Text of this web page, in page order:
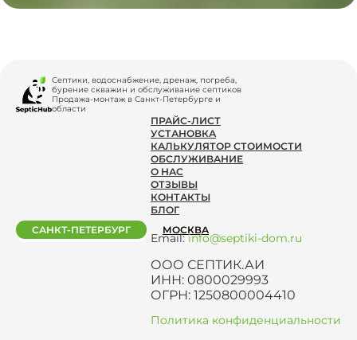
Септики, водоснабжение, дренаж, погреба,
бурение скважин и обслуживание септиков
Продажа-монтаж в Санкт-Петербурге и
области
ПРАЙС-ЛИСТ
УСТАНОВКА
КАЛЬКУЛЯТОР СТОИМОСТИ
ОБСЛУЖИВАНИЕ
О НАС
ОТЗЫВЫ
КОНТАКТЫ
БЛОГ
Email:info@septiki-dom.ru
ООО СЕПТИК.АИ
ИНН: 0800029993
ОГРН: 1250800004410
Политика конфиденциальности
САНКТ-ПЕТЕРБУРГ МОСКВА